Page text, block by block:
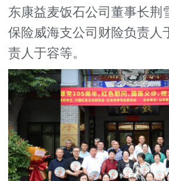
东康益麦饭石公司董事长荆
保险威海支公司财险负责人
责人于容等。